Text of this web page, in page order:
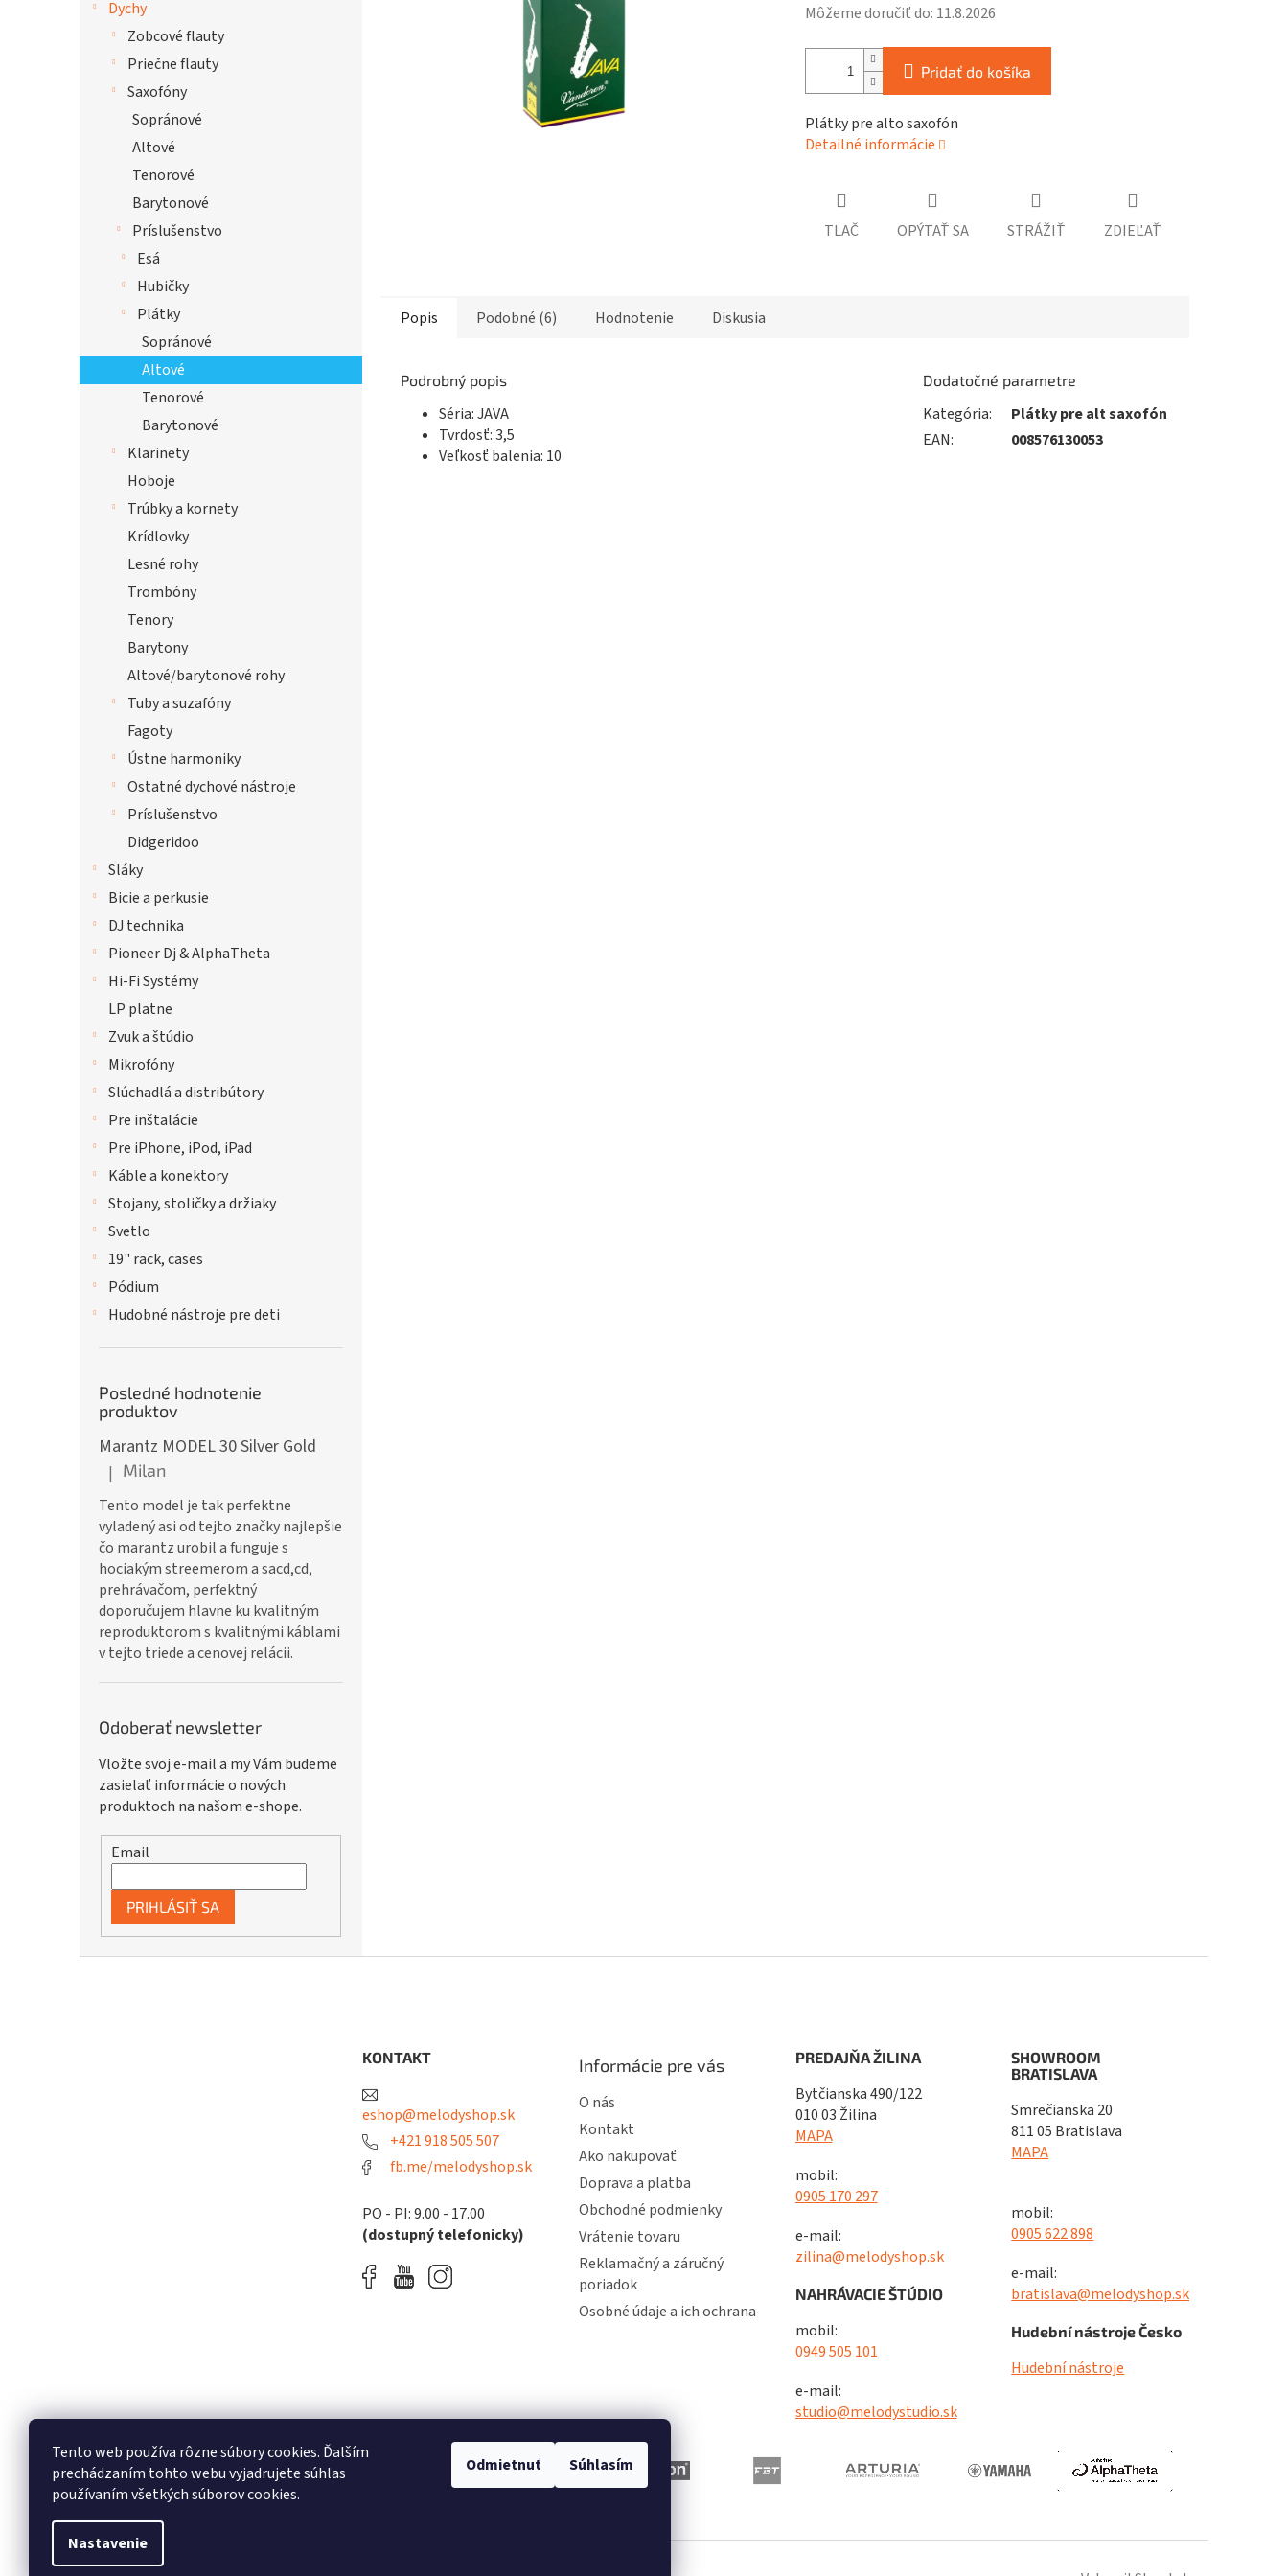
Tento web používa rôzne súbory cookies. Ďalším
prechádzaním tohto webu vyjadrujete súhlas
používaním všetkých súborov cookies.
Nastavenie
Odmietnuť Súhlasím
Dychy
Zobcové flauty
Priečne flauty
Saxofóny
Sopránové
Altové
Tenorové
Barytonové
Príslušenstvo
Esá
Hubičky
Plátky
Sopránové
Altové
Tenorové
Barytonové
Klarinety
Hoboje
Trúbky a kornety
Krídlovky
Lesné rohy
Trombóny
Tenory
Barytony
Altové/barytonové rohy
Tuby a suzafóny
Fagoty
Ústne harmoniky
Ostatné dychové nástroje
Príslušenstvo
Didgeridoo
Sláky
Bicie a perkusie
DJ technika
Pioneer Dj & AlphaTheta
Hi-Fi Systémy
LP platne
Zvuk a štúdio
Mikrofóny
Slúchadlá a distribútory
Pre inštalácie
Pre iPhone, iPod, iPad
Káble a konektory
Stojany, stoličky a držiaky
Svetlo
19" rack, cases
Pódium
Hudobné nástroje pre deti
Posledné hodnotenie
produktov
Marantz MODEL 30 Silver Gold
Hodnotenie produktu je 5 z 5 hviezdičiek.
| Milan
Tento model je tak perfektne
vyladený asi od tejto značky najlepšie
čo marantz urobil a funguje s
hociakým streemerom a sacd,cd,
prehrávačom, perfektný
doporučujem hlavne ku kvalitným
reproduktorom s kvalitnými káblami
v tejto triede a cenovej relácii.
Odoberať newsletter
Vložte svoj e-mail a my Vám budeme
zasielať informácie o nových
produktoch na našom e-shope.
Email
PRIHLÁSIŤ SA
Môžeme doručiť do: 11.8.2026
Pridať do košíka
Plátky pre alto saxofón
Detailné informácie
TLAČ OPÝTAŤ SA STRÁŽIŤ ZDIEĽAŤ
Popis Podobné (6) Hodnotenie Diskusia
Podrobný popis
Séria: JAVA
Tvrdosť: 3,5
Veľkosť balenia: 10
Dodatočné parametre
Kategória:
Plátky pre alt saxofón
EAN: 008576130053
KONTAKT
eshop@melodyshop.sk
+421 918 505 507
fb.me/melodyshop.sk
PO - PI: 9.00 - 17.00
(dostupný telefonicky)
Informácie pre vás
O nás
Kontakt
Ako nakupovať
Doprava a platba
Obchodné podmienky
Vrátenie tovaru
Reklamačný a záručný
poriadok
Osobné údaje a ich ochrana
PREDAJŇA ŽILINA
Bytčianska 490/122
010 03 Žilina
MAPA
mobil:
0905 170 297
e-mail:
zilina@melodyshop.sk
NAHRÁVACIE ŠTÚDIO
mobil:
0949 505 101
e-mail:
studio@melodystudio.sk
SHOWROOM
BRATISLAVA
Smrečianska 20
811 05 Bratislava
MAPA
mobil:
0905 622 898
e-mail:
bratislava@melodyshop.sk
Hudební nástroje Česko
Hudební nástroje